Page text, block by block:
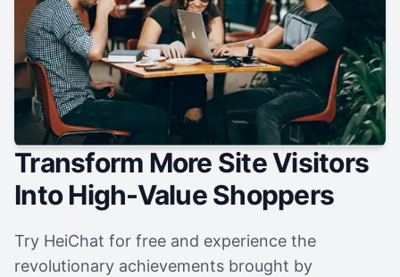
Transform More Site Visitors
Into High-Value Shoppers
Try HeiChat for free and experience the
revolutionary achievements brought by